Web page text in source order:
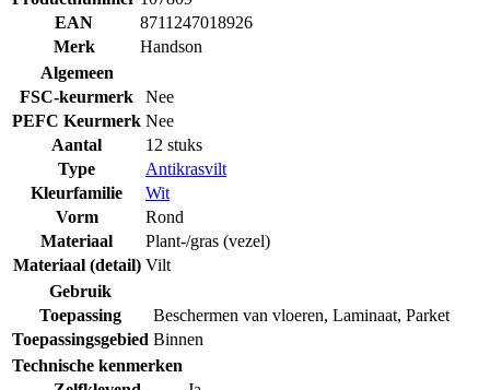
EAN
8711247018926
Merk
Handson
Algemeen
FSC-keurmerk
Nee
PEFC Keurmerk Nee
Aantal
12 stuks
Type
Antikrasvilt
Kleurfamilie
Wit
Vorm
Rond
Materiaal
Plant-/gras (vezel)
Materiaal (detail) Vilt
Gebruik
Toepassing
Beschermen van vloeren, Laminaat, Parket
Toepassingsgebied Binnen
Technische kenmerken